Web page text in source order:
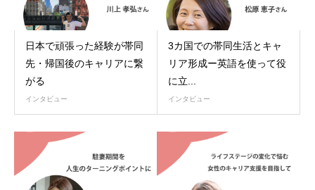
日本で頑張った経験が帯同
先・帰国後のキャリアに繋
がる
インタビュー
3カ国での帯同生活とキャ
リア形成ー英語を使って役
に立...
インタビュー